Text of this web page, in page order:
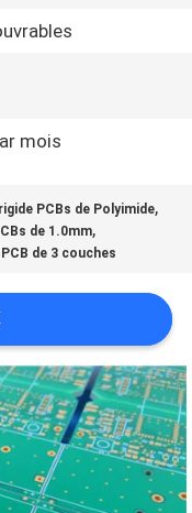
mois
PCBs de Polyimide,
de 1.0mm,
de 3 couches